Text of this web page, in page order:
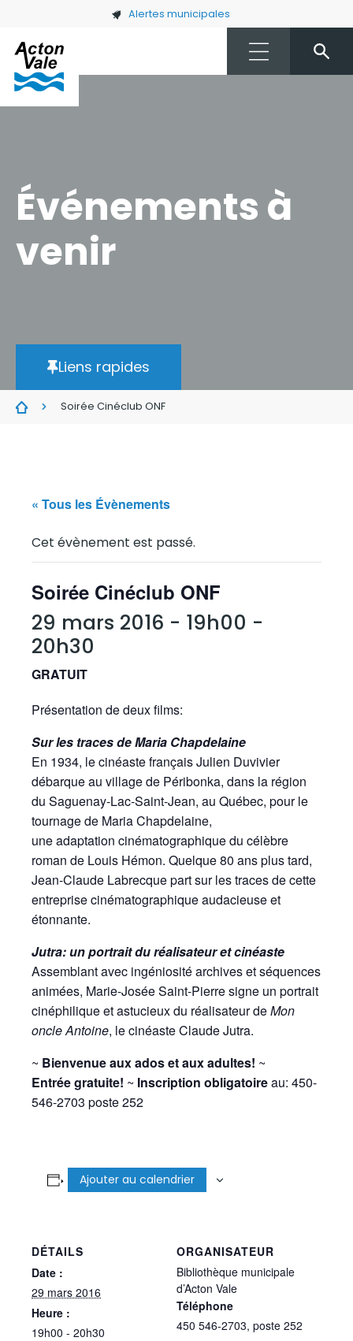
Skip to main content Alertes municipales
Événements à
venir
Liens rapides
Soirée Cinéclub ONF
« Tous les Évènements
Cet évènement est passé.
Soirée Cinéclub ONF
29 mars 2016 - 19h00 -
20h30
GRATUIT
Présentation de deux films:
Sur les traces de Maria Chapdelaine
En 1934, le cinéaste français Julien Duvivier
débarque au village de Péribonka, dans la région
du Saguenay-Lac-Saint-Jean, au Québec, pour le
tournage de Maria Chapdelaine,
une adaptation cinématographique du célèbre
roman de Louis Hémon. Quelque 80 ans plus tard,
Jean-Claude Labrecque part sur les traces de cette
entreprise cinématographique audacieuse et
étonnante.
Jutra: un portrait du réalisateur et cinéaste
Assemblant avec ingéniosité archives et séquences
animées, Marie-Josée Saint-Pierre signe un portrait
cinéphilique et astucieux du réalisateur deMon
oncle Antoine, le cinéaste Claude Jutra.
~ Bienvenue aux ados et aux adultes! ~
Entrée gratuite! ~ Inscription obligatoireau: 450-
546-2703 poste 252
Ajouter au calendrier
DÉTAILS
Date :
29 mars 2016
Heure :
19h00 - 20h30
ORGANISATEUR
Bibliothèque municipale
d’Acton Vale
Téléphone
450 546-2703, poste 252